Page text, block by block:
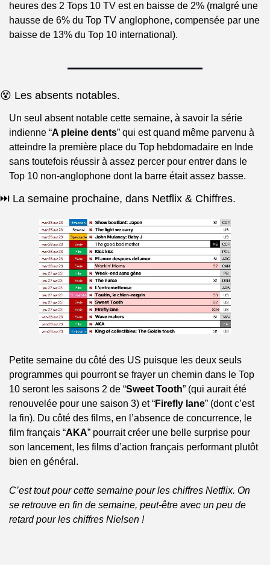
heures des 2 Tops 10 TV est en baisse de 2% (malgré une
hausse de 6% du Top TV anglophone, compensée par une
baisse de 13% du Top 10 international).
😵 Les absents notables.
Un seul absent notable cette semaine, à savoir la série
indienne “A pleine dents” qui est quand même parvenu à
atteindre la première place du Top hebdomadaire en Inde
sans toutefois réussir à assez percer pour entrer dans le
Top 10 non-anglophone dont la barre était assez basse.
⏭️ La semaine prochaine, dans Netflix & Chiffres.
Petite semaine du côté des US puisque les deux seuls
programmes qui pourront se frayer un chemin dans le Top
10 seront les saisons 2 de “Sweet Tooth” (qui aurait été
renouvelée pour une saison 3) et “Firefly lane” (dont c’est
la fin). Du côté des films, en l’absence de concurrence, le
film français “AKA” pourrait créer une belle surprise pour
son lancement, les films d’action français performant plutôt
bien en général.
C’est tout pour cette semaine pour les chiffres Netflix. On
se retrouve en fin de semaine, peut-être avec un peu de
retard pour les chiffres Nielsen !